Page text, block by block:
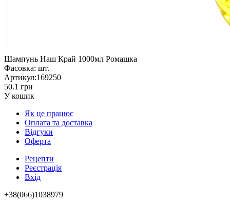
Шампунь Наш Край 1000мл Ромашка
Фасовка: шт.
Артикул:169250
50.1 грн
У кошик
Як це працює
Оплата та доставка
Відгуки
Оферта
Рецепти
Реєстрація
Вхід
+38(066)1038979